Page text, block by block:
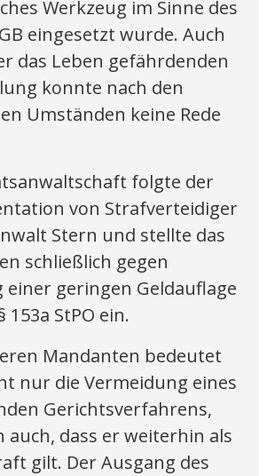
Werkzeug im Sinne des
eingesetzt wurde. Auch
das Leben gefährdenden
konnte nach den
Umständen keine Rede
folgte der
von Strafverteidiger
Stern und stellte das
schließlich gegen
einer geringen Geldauflage
153a StPO ein.
Mandanten bedeutet
nur die Vermeidung eines
Gerichtsverfahrens,
auch, dass er weiterhin als
gilt. Der Ausgang des